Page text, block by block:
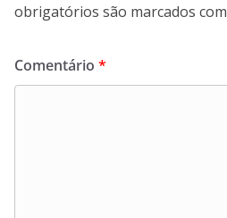
obrigatórios são marcados com
Comentário *